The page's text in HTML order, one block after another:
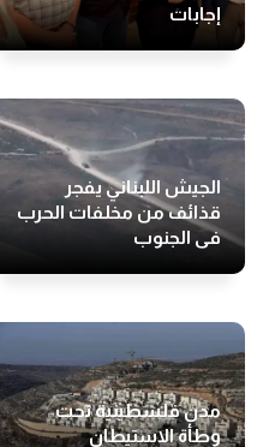
إجابات
الجيش اللبناني يفجر
قذائف من مخلفات الحرب
في الجنوب
مدن فلسطينية تحت
وطأة الاستيطان